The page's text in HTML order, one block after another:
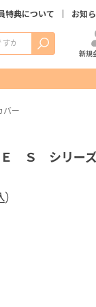
特典について お知
検索
新規
ー
Ｅ Ｓ シリー